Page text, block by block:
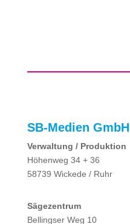
SB-Medien GmbH
Verwaltung / Produktion
Höhenweg 34 + 36
58739 Wickede / Ruhr
Sägezentrum
Bellingser Weg 10